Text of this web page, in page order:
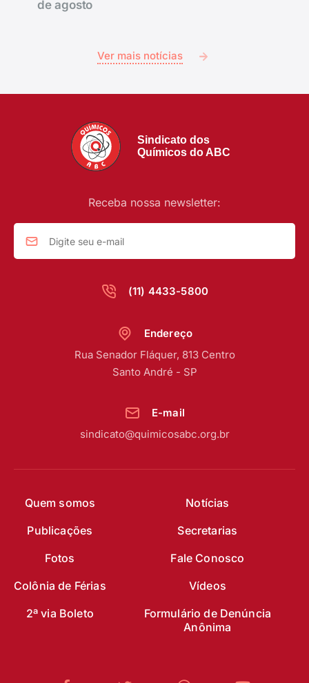
de agosto
Ver mais notícias
Sindicato dos
Químicos do ABC
(11) 4433-5800
Receba nossa newsletter:
Quem somos
Notícias
Publicações
Secretarias
Fotos
Fale Conosco
Colônia de Férias
Vídeos
2ª via Boleto
Formulário de Denúncia
Anônima
Endereço
Rua Senador Fláquer, 813 Centro
Santo André - SP
E-mail
sindicato@quimicosabc.org.br